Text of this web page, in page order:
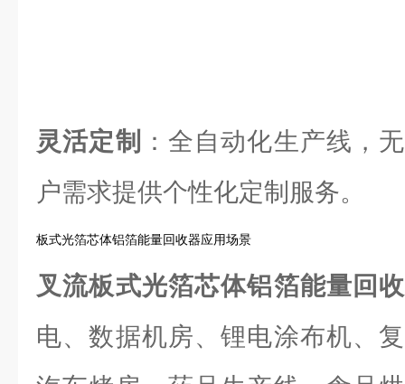
灵活定制
：全自动化生产线，
户需求提供个性化定制服务。
板式光箔芯体铝箔能量回收器应用场景
叉流板式光箔芯体铝箔能量回
电、数据机房、锂电涂布机、